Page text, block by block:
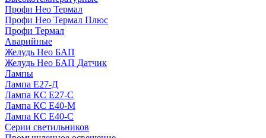
Профи Нео Термал
Профи Нео Термал Плюс
Профи Термал
Аварийные
Желудь Нео БАП
Желудь Нео БАП Датчик
Лампы
Лампа Е27-Д
Лампа КС Е27-С
Лампа КС Е40-М
Лампа КС Е40-С
Серии светильников